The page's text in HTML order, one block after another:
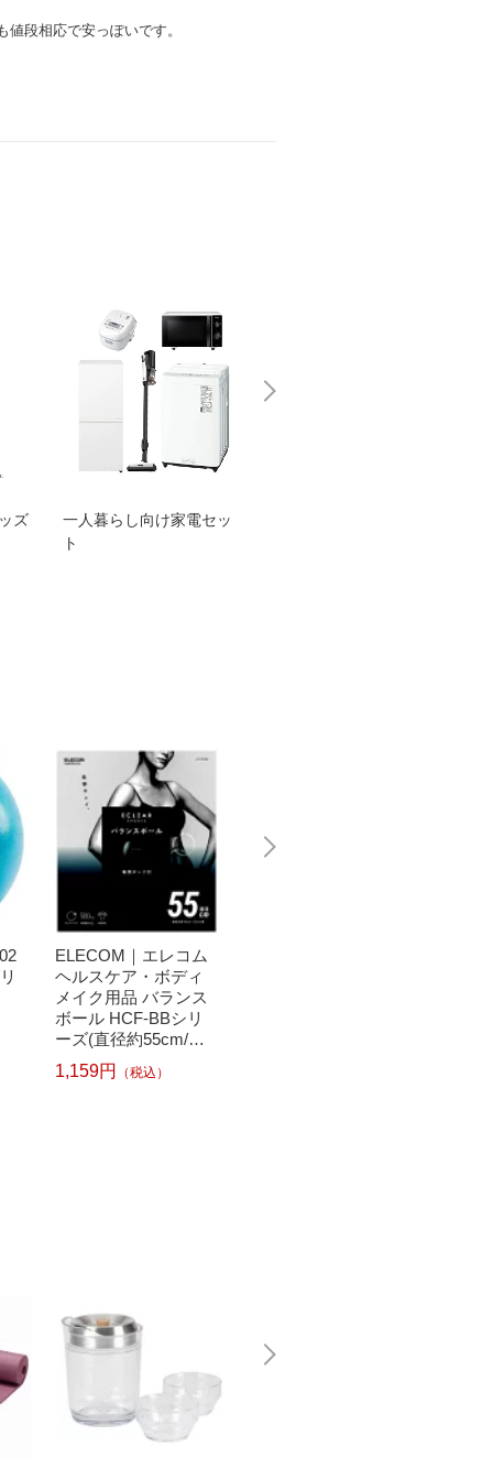
段相応で安っぽいです。
ズ
一人暮らし向け家電セッ
ト
ELECOM｜エレコム
ヘルスケア・ボディ
メイク用品 バランス
ボール HCF-BBシリ
ーズ(直径約55cm/ブ
ラック)HCF-BB55BK
1,159円 （税込）